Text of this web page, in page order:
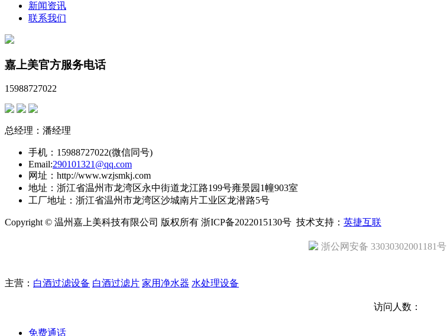
新闻资讯
联系我们
嘉上美官方服务电话
15988727022
总经理：潘经理
手机：15988727022(微信同号)
Email:290101321@qq.com
网址：http://www.wzjsmkj.com
地址：浙江省温州市龙湾区永中街道龙江路199号雍景园1幢903室
工厂地址：浙江省温州市龙湾区沙城南片工业区龙潜路5号
Copyright © 温州嘉上美科技有限公司 版权所有 浙ICP备2022015130号 技术支持： 英捷互联
浙公网安备 33030302001181号
主营： 白酒过滤设备 白酒过滤片 家用净水器 水处理设备
访问人数：
免费通话